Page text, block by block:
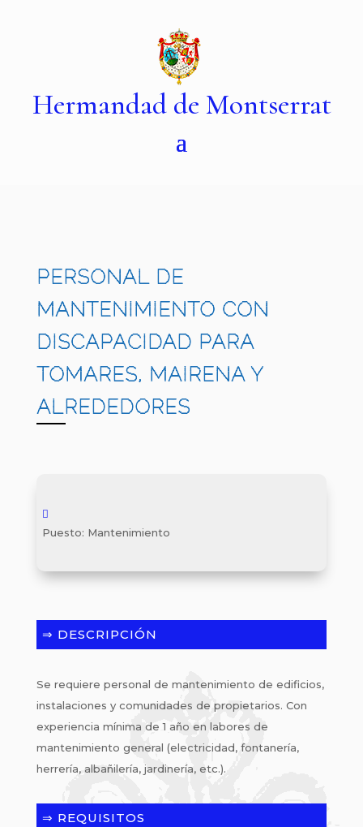
Hermandad de Montserrat
PERSONAL DE
MANTENIMIENTO CON
DISCAPACIDAD PARA
TOMARES, MAIRENA Y
ALREDEDORES
Puesto: Mantenimiento
⇒ DESCRIPCIÓN
Se requiere personal de mantenimiento de edificios,
instalaciones y comunidades de propietarios. Con
experiencia mínima de 1 año en labores de
mantenimiento general (electricidad, fontanería,
herrería, albañilería, jardinería, etc.).
⇒ REQUISITOS